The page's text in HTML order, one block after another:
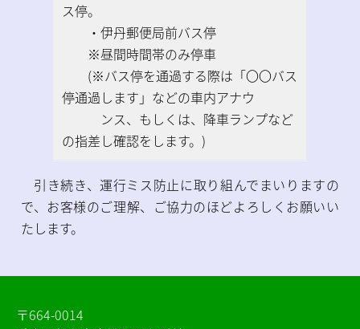
ス停。
・伊丹郵便局前バス停
※昼間時間帯のみ停車
(※バス停を通過する際は「〇〇バス
停通過します」などの車内アナウ
ンス、もしくは、降車ランプなど
の指差し確認をします。)
引き続き、運行ミス防止に取り組んでまいりますの
で、お客様のご理解、ご協力のほどよろしくお願いい
たします。
〒664-0014